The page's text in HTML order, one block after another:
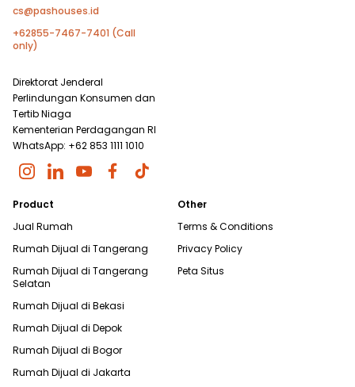
cs@pashouses.id
+62855-7467-7401 (Call
only)
Direktorat Jenderal
Perlindungan Konsumen dan
Tertib Niaga
Kementerian Perdagangan RI
WhatsApp: +62 853 1111 1010
Product
Jual Rumah
Rumah Dijual di Tangerang
Rumah Dijual di Tangerang
Selatan
Rumah Dijual di Bekasi
Rumah Dijual di Depok
Rumah Dijual di Bogor
Rumah Dijual di Jakarta
Other
Terms & Conditions
Privacy Policy
Peta Situs